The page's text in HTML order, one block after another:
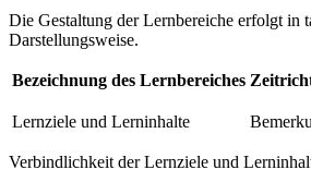
Die Gestaltung der Lernbereiche erfolgt in
Darstellungsweise.
Bezeichnung des Lernbereiches
Lernziele und Lerninhalte
Verbindlichkeit der Lernziele und